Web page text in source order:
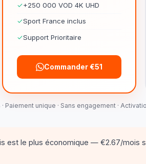
✓+250 000 VOD 4K UHD
✓Sport France inclus
✓Support Prioritaire
Commander €51
· Paiement unique · Sans engagement ·
est le plus économique — €2.67/mois